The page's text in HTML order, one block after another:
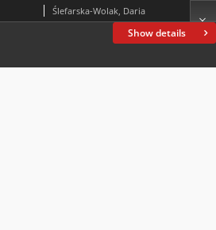
Show details
Ślefarska-Wolak, Daria